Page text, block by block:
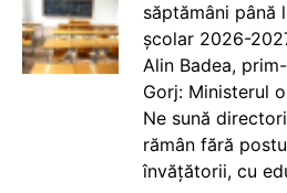
săptămâni până
școlar 2026-
Alin Badea,
Gorj: Ministerul
Ne sună
rămân fără
învățătorii, cu